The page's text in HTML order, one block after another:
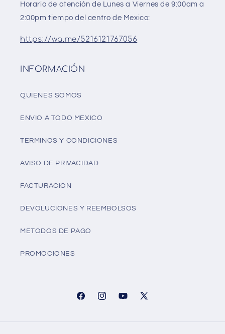
Horario de atención de Lunes a Viernes de 9:00am a
2:00pm tiempo del centro de Mexico:
https://wa.me/5216121767056
INFORMACIÓN
QUIENES SOMOS
ENVIO A TODO MEXICO
TERMINOS Y CONDICIONES
AVISO DE PRIVACIDAD
FACTURACION
DEVOLUCIONES Y REEMBOLSOS
METODOS DE PAGO
PROMOCIONES
FacebookInstagramYouTube
X